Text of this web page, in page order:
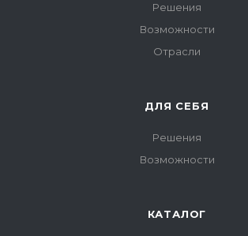
Решения
Возможности
Отрасли
ДЛЯ СЕБЯ
Решения
Возможности
КАТАЛОГ